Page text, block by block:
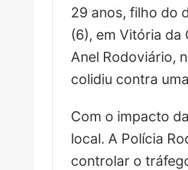
29 anos, filho do
(6), em Vitória da
Anel Rodoviário,
colidiu contra
Com o impacto
local. A Polícia
controlar o